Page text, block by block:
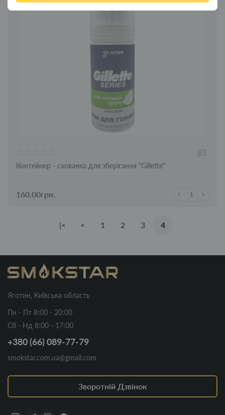
Контейнер - схованка для зберігання "Gillette"
160.00грн.
|< < 1 2 3 4
Яготин, Київська область
Пн - Пт 8:00 - 20:00
Сб - Нд 8:00 - 17:00
+380 (66) 089-77-79
smokstar.com.ua@gmail.com
Зворотній Дзвінок